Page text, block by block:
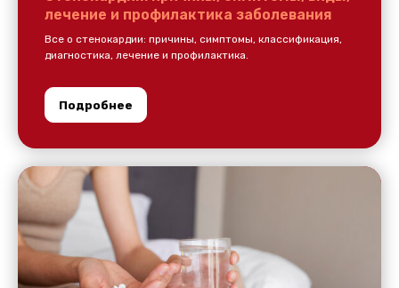
лечение и профилактика заболевания
Все о стенокардии: причины, симптомы, классификация,
диагностика, лечение и профилактика.
Подробнее